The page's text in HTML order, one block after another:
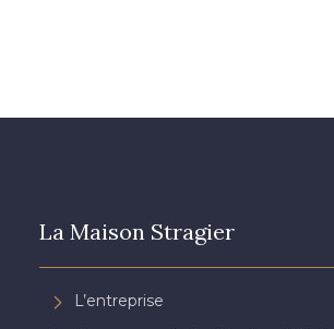
La Maison Stragier
L’entreprise